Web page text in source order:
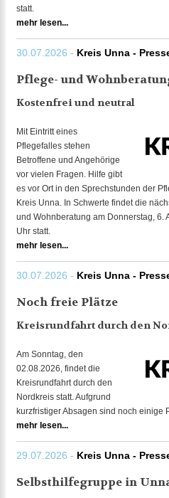
statt.
mehr lesen...
30.07.2026 - Kreis Unna -
Pflege- und
Kostenfrei und neutral
Mit Eintritt eines
Pflegefalles stehen
Betroffene und Angehörige
vor vielen Fragen. Hilfe gibt
es vor Ort in den Sprechstunden der
Kreis Unna. In Schwerte findet die
und Wohnberatung am Donnerstag, 6.
Uhr statt.
mehr lesen...
30.07.2026 - Kreis Unna -
Noch freie Plätze
Kreisrundfahrt durch den
Am Sonntag, den
02.08.2026, findet die
Kreisrundfahrt durch den
Nordkreis statt. Aufgrund
kurzfristiger Absagen sind noch einige
mehr lesen...
29.07.2026 - Kreis Unna -
Selbsthilfegruppe in